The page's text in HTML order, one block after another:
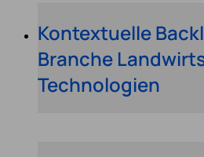
Kontextuelle
Branche
Technologien